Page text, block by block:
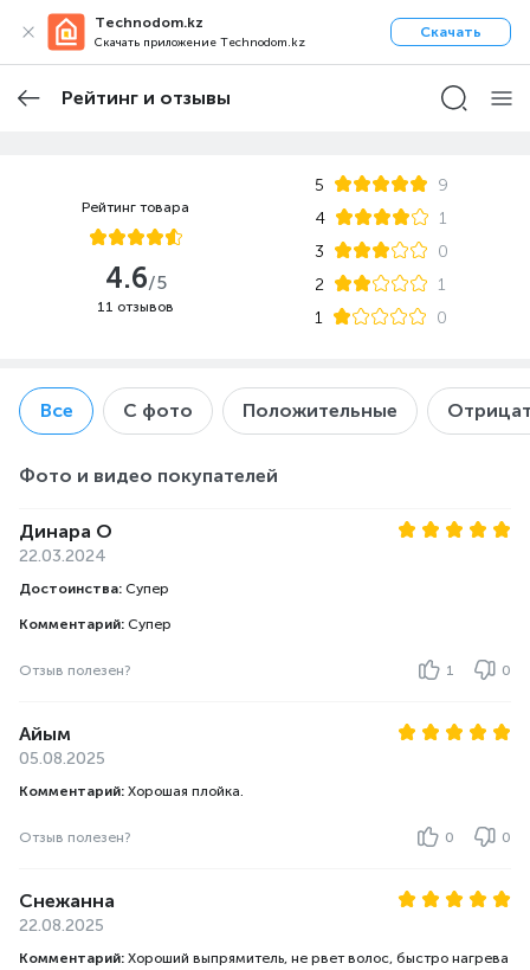
Technodom.kz
Скачать приложение Technodom.kz
Скачать
Рейтинг и отзывы
Все С фото Положительные
Фото и видео покупателей
Динара О
22.03.2024
Достоинства: Супер
Комментарий: Супер
Отзыв полезен? 1 0
Айым
05.08.2025
Комментарий: Хорошая плойка.
Отзыв полезен? 0 0
Снежанна
22.08.2025
Комментарий: Хороший выпрямитель, не рвет волос, быстро нагрева
Рейтинг товара
4.6/5
11 отзывов
5
9
4
1
3
0
2
1
1
0